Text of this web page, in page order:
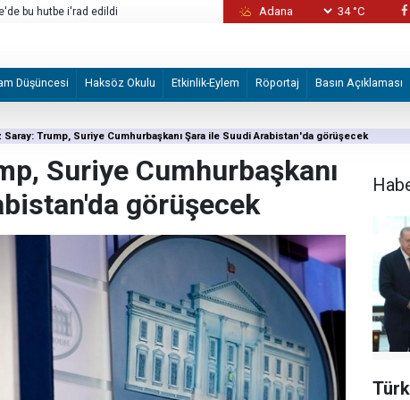
bu hutbe i'rad edildi İşgal rejimi Kudüslü aileyi iki evlerini
34 °C
Düşüncesi Haksöz Okulu Etkinlik-Eylem Röportaj Basın Açıklaması
Saray: Trump, Suriye Cumhurbaşkanı Şara ile Suudi Arabistan'da görüşecek
Suriye Cumhurbaşkanı
görüşecek